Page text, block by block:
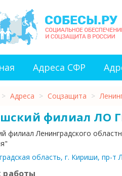
Адреса СФР
> Адреса > Соцзащита >
филиал ЛО
филиал Ленинградского
область, г. Кириши, пр-т
работы